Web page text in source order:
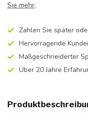
Sie mehr.
Zahlen Sie später
Hervorragende
Maßgeschneiderter
Über 20 Jahre